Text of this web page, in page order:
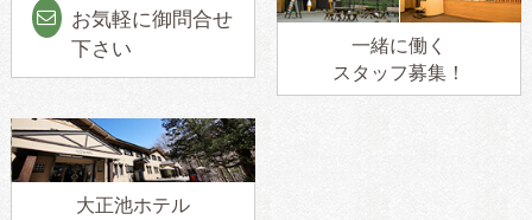
お気軽に御問合せ
下さい
一緒に働く
スタッフ募集！
大正池ホテル